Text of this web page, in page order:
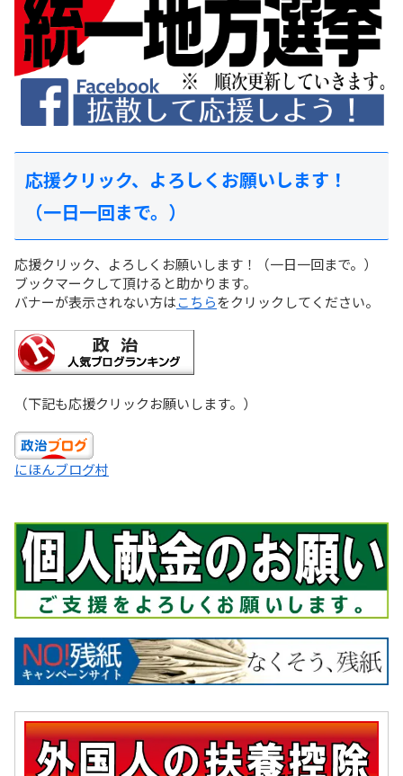
応援クリック、よろしくお願いします！
（一日一回まで。）
応援クリック、よろしくお願いします！（一日一回まで。）
ブックマークして頂けると助かります。
バナーが表示されない方はこちらをクリックしてください。
（下記も応援クリックお願いします。）
にほんブログ村